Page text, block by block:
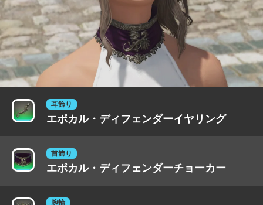
耳飾り
エポカル・ディフェンダーイヤリング
首飾り
エポカル・ディフェンダーチョーカー
腕輪